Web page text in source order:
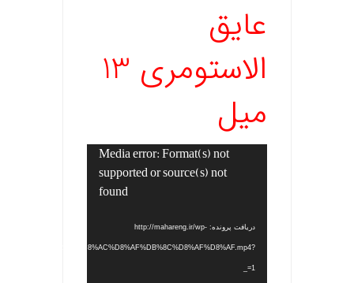
عایق
الاستومری 13
میل
Media error: Format(s) not
supported or source(s) not
found
دریافت پرونده: http://mahareng.ir/wp-
uploads/2022/12/%D8%AC%D8%AF%DB%8C%D8%AF%D8%AF.mp4?
_=1